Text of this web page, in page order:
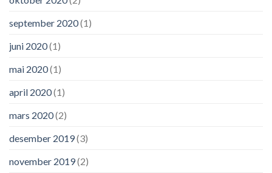
september 2020(1)
juni 2020(1)
mai 2020(1)
april 2020(1)
mars 2020(2)
desember 2019(3)
november 2019(2)